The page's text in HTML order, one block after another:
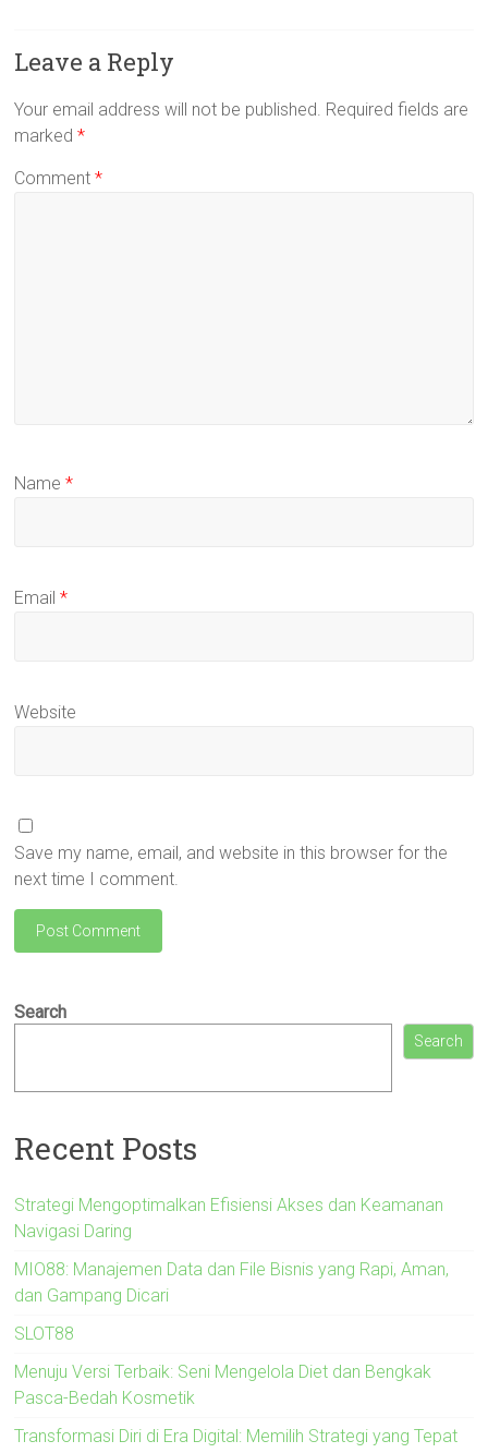
Leave a Reply
Your email address will not be published. Required fields are
marked*
Comment*
Name*
Email*
Website
Save my name, email, and website in this browser for the
next time I comment.
Search
Search
Recent Posts
Strategi Mengoptimalkan Efisiensi Akses dan Keamanan
Navigasi Daring
MIO88: Manajemen Data dan File Bisnis yang Rapi, Aman,
dan Gampang Dicari
SLOT88
Menuju Versi Terbaik: Seni Mengelola Diet dan Bengkak
Pasca-Bedah Kosmetik
Transformasi Diri di Era Digital: Memilih Strategi yang Tepat